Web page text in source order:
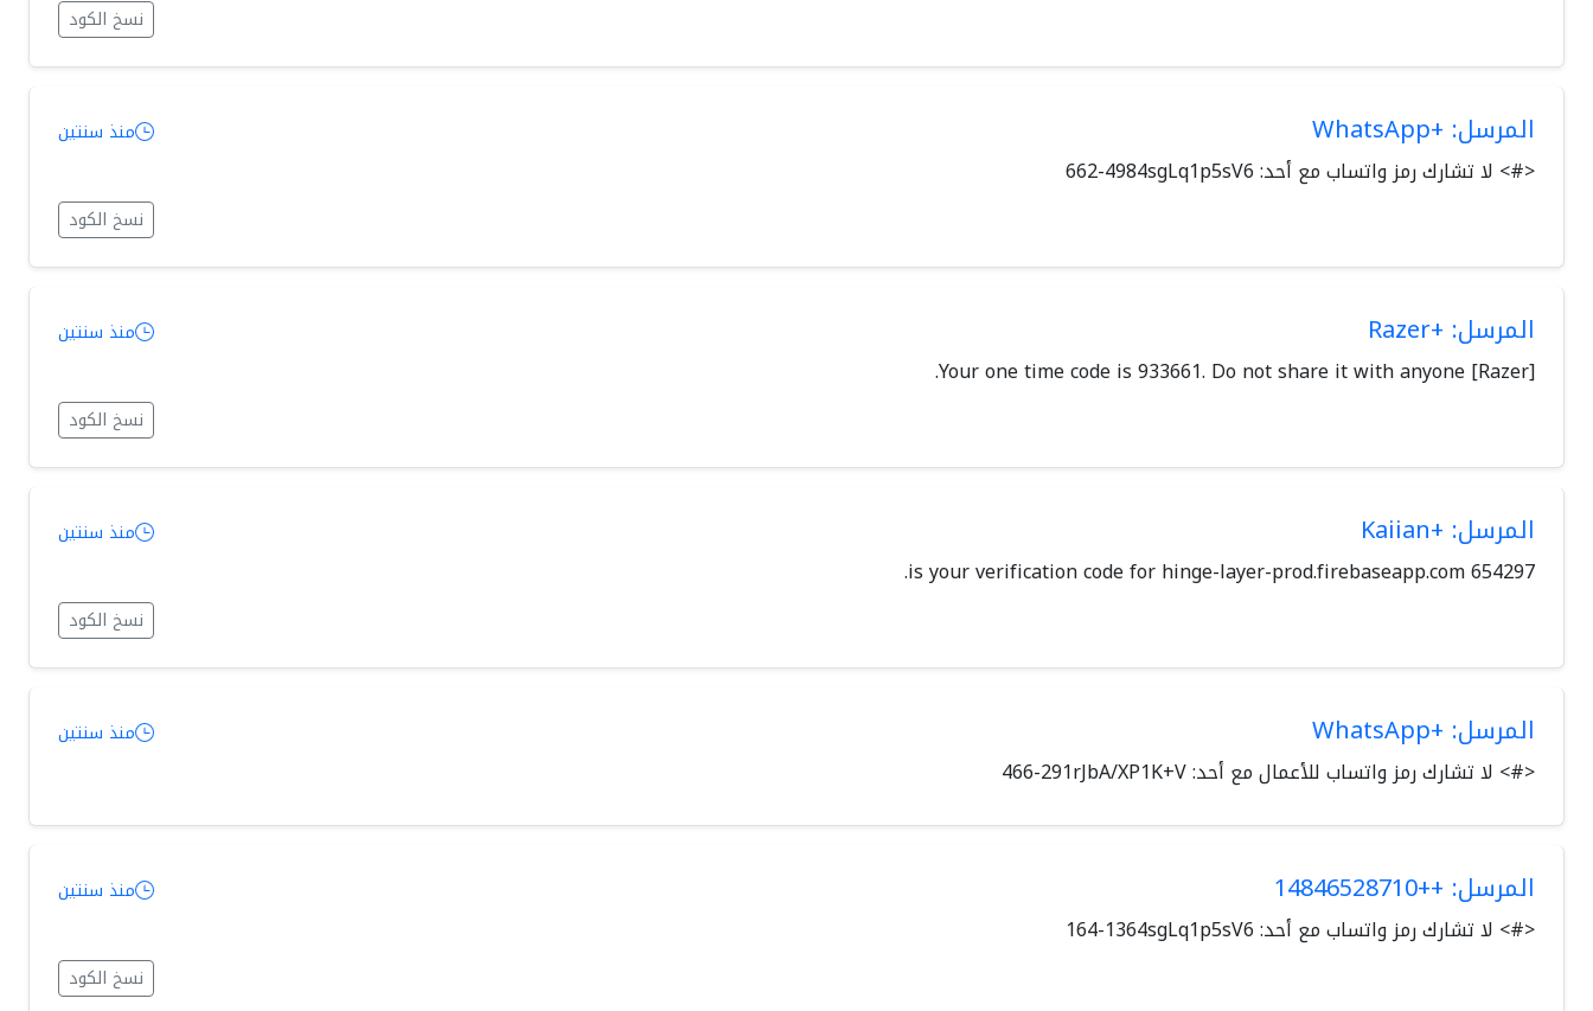
نسخ الكود
المرسل: +WhatsApp منذ سنتين
<#> لا تشارك رمز ‏واتساب مع أحد: ‎662-4984sgLq1p5sV6
نسخ الكود
المرسل: +Razer منذ سنتين
[Razer] Your one time code is 933661. Do not share it with anyone.
نسخ الكود
المرسل: +Kaiian منذ سنتين
654297 is your verification code for hinge-layer-prod.firebaseapp.com.
نسخ الكود
المرسل: +WhatsApp منذ سنتين
<#> لا تشارك رمز واتساب للأعمال مع أحد: ‎466-291rJbA/XP1K+V
المرسل: ++14846528710 منذ سنتين
<#> لا تشارك رمز ‏واتساب مع أحد: ‎164-1364sgLq1p5sV6
نسخ الكود